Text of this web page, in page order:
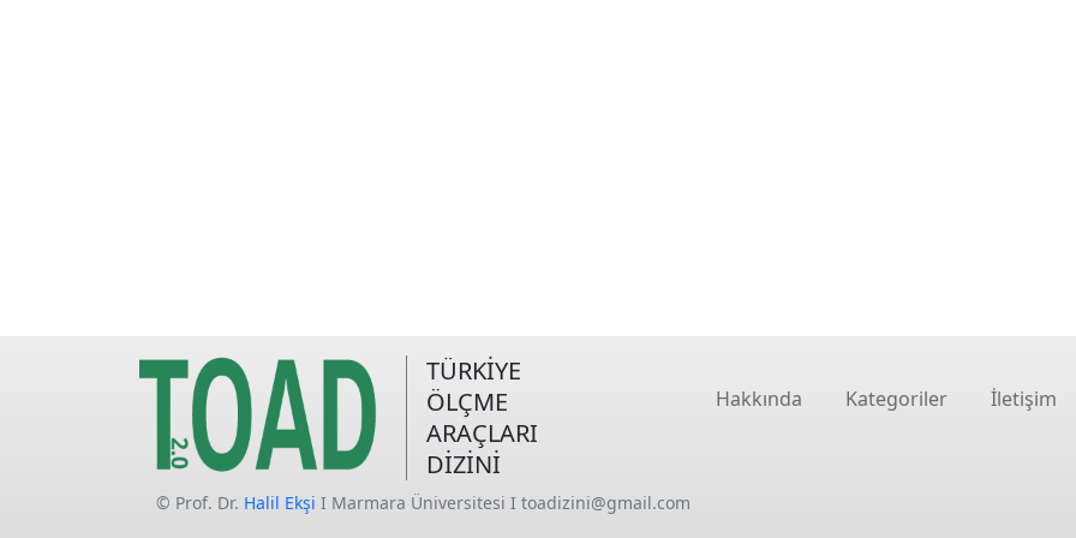
TÜRKİYE
ÖLÇME
ARAÇLARI
DİZİNİ
Hakkında Kategoriler İletişim
© Prof. Dr. Halil Ekşi I Marmara Üniversitesi I toadizini@gmail.com